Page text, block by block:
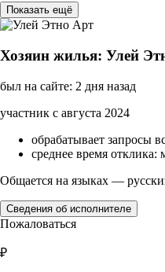
Показать ещё
Хозяин жилья: Улей
был на сайте: 2 дня назад
участник с августа 2024
обрабатывает запросы
среднее время
Общается на языках —
Сведения об исполнителе
Пожаловаться
₽